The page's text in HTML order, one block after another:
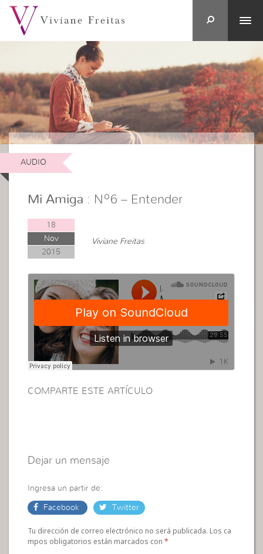
AUDIO
Mi Amiga : Nº6 – Entender
18
Nov
2015
Viviane Freitas
COMPARTE ESTE ARTÍCULO
Dejar un mensaje
Ingresa un partir de:
Facebook Twitter
Tu dirección de correo electrónico no será publicada. Los ca
mpos obligatorios están marcados con*